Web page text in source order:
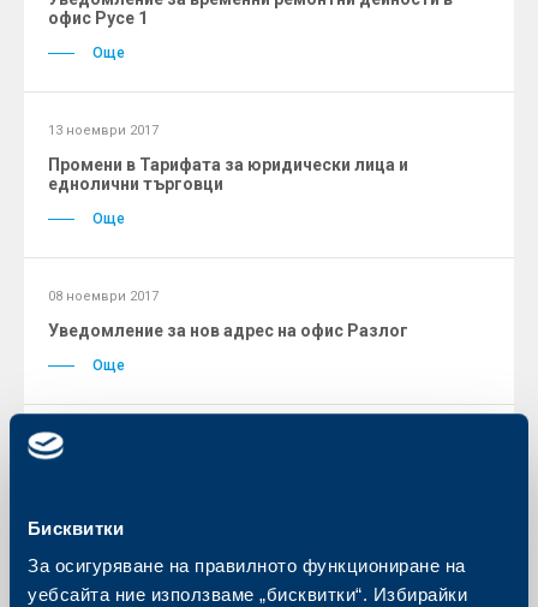
Бисквитки
За осигуряване на правилното функциониране на
уебсайта ние използваме „бисквитки“. Избирайки
офис Русе 1
Още
13 ноември 2017
Промени в Тарифата за юридически лица и
еднолични търговци
Още
08 ноември 2017
Уведомление за нов адрес на офис Разлог
Още
02 ноември 2017
Още